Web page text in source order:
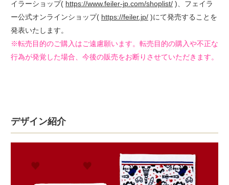
イラーショップ( https://www.feiler-jp.com/shoplist/)、フェイラ
ー公式オンラインショップ( https://feiler.jp/)にて発売することを
発表いたします。
※転売目的のご購入はご遠慮願います。転売目的の購入や不正な
行為が発覚した場合、今後の販売をお断りさせていただきます。
デザイン紹介